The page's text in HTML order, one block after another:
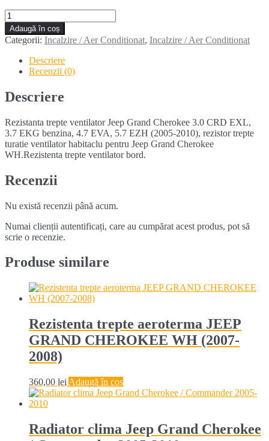
Cantitate
Rezistenta
trepte
ventilator
JEEP
GRAND
CHEROKEE
3.0
CRD
2010)
Adaugă în coș
Categorii: Incalzire / Aer Conditionat, Incalzire / Aer Conditionat
Descriere
Recenzii (0)
Descriere
Rezistanta trepte ventilator Jeep Grand Cherokee 3.0 CRD EXL,
3.7 EKG benzina, 4.7 EVA, 5.7 EZH (2005-2010), rezistor trepte
turatie ventilator habitaclu pentru Jeep Grand Cherokee
WH.Rezistenta trepte ventilator bord.
Recenzii
Nu există recenzii până acum.
Numai clienții autentificați, care au cumpărat acest produs, pot să
scrie o recenzie.
Produse similare
Rezistenta trepte aeroterma JEEP
GRAND CHEROKEE WH (2007-
2008)
360,00 lei Adaugă în coș
Radiator clima Jeep Grand Cherokee